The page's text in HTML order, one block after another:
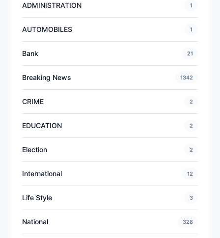
ADMINISTRATION 1
AUTOMOBILES 1
Bank 21
Breaking News 1342
CRIME 2
EDUCATION 2
Election 2
International 12
Life Style 3
National 328